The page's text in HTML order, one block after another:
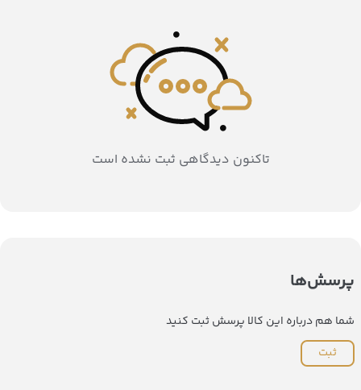
تاکنون دیدگاهی ثبت نشده است
پرسش‌ها
شما هم درباره این کالا پرسش ثبت کنید
ثبت